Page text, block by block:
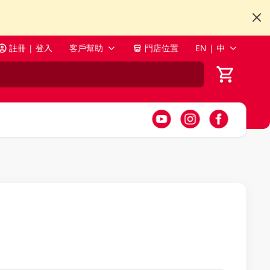
註冊 | 登入 客戶幫助 門店位置 EN | 中